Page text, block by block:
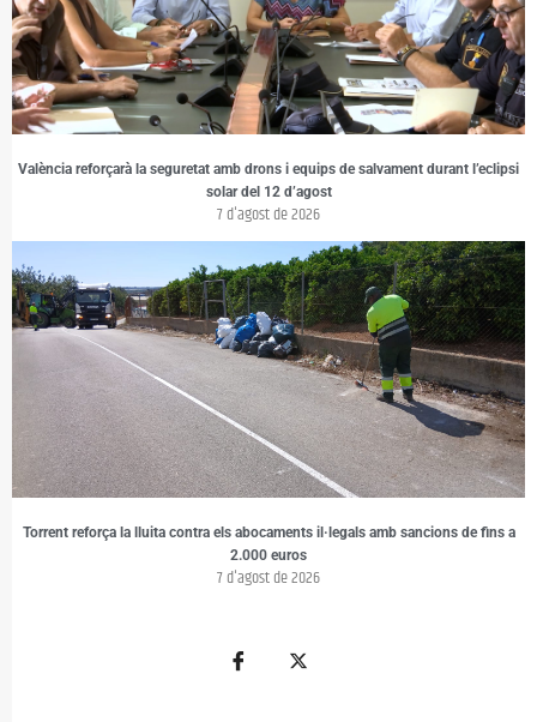
València reforçarà la seguretat amb drons i equips de salvament durant l’eclipsi
solar del 12 d’agost
7 d'agost de 2026
Torrent reforça la lluita contra els abocaments il·legals amb sancions de fins a
2.000 euros
7 d'agost de 2026